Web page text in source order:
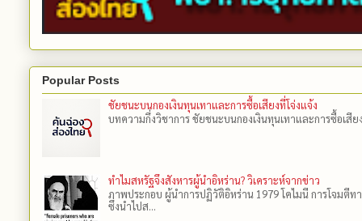
Popular Posts
ชัยชนะบนกองเงินทุนเทาและการซื้อเสียงที่โจ่งแจ้ง
บทความกึ่งวิชาการ ชัยชนะบนกองเงินทุนเทาและการซื้อเสีย
ทำไมสหรัฐจึงสังหารผู้นำอิหร่าน? วิเคราะห์จากข่าว
ภาพประกอบ ผู้นำการปฏิวัติอิหร่าน 1979 โคไมนี การโจมตีท
ซึ่งนำไปส...